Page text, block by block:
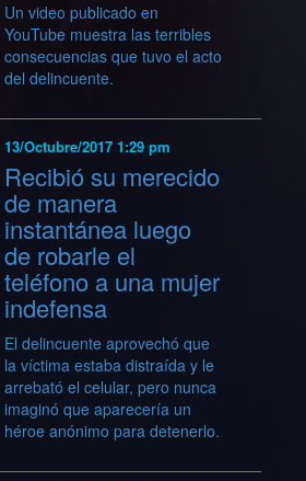
Un video publicado en
YouTube muestra las terribles
consecuencias que tuvo el acto
del delincuente.
13/Octubre/2017 1:29 pm
Recibió su merecido
de manera
instantánea luego
de robarle el
teléfono a una mujer
indefensa
El delincuente aprovechó que
la víctima estaba distraída y le
arrebató el celular, pero nunca
imaginó que aparecería un
héroe anónimo para detenerlo.